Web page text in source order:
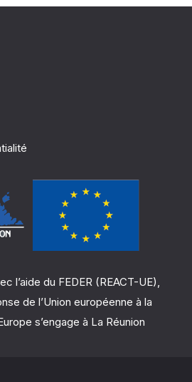
l’aide du FEDER (REACT-UE),
de l’Union européenne à la
s’engage à La Réunion